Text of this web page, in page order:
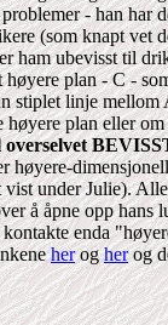
- han har
(som knapt vet
ham ubevisst til
plan - C -
stiplet linje
plan eller
høyere-
under Julie).
å åpne opp hans
enda
herogherog